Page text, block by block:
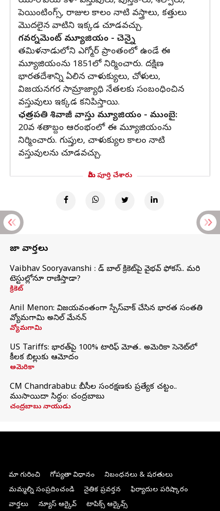
పెయింటింగ్స్, రాజుల కాలం నాటి వస్త్రాలు, కత్తులు
మొదలైన వాటిని ఇక్కడ చూడవచ్చు.
గవర్నమెంట్ మ్యూజియం - చెన్నై
తమిళనాడులోని ఎగ్మోర్ ప్రాంతంలో ఉండే ఈ
మ్యూజియంను 1851లో నిర్మించారు. దక్షిణ
భారతదేశాన్ని ఏలిన చాళుక్యులు, చోళులు,
విజయనగర సామ్రాజ్యాధి నేతలకు సంబంధించిన
వస్తువులు ఇక్కడ కనిపిస్తాయి.
ఛత్రపతి శివాజీ వాస్తు మ్యూజియం - ముంబై:
20వ శతాబ్దం ఆరంభంలో ఈ మ్యూజియంను
నిర్మించారు. గుప్తుల, చాళుక్యుల కాలం నాటి
వస్తువులను చూడవచ్చు.
మీరు పూర్తి చేశారు
తాజా వార్తలు
Vaibhav Sooryavanshi : రెడ్ బాల్ క్రికెట్‌పై వైభవ్ ఫోకస్.. మరి
టెస్టుల్లోనూ రాణిస్తాడా?
క్రికెట్
Anil Menon: విజయవంతంగా స్పేస్‌వాక్‌ చేసిన భారత సంతతి
వ్యోమగామి అనిల్‌ మేనన్
వ్యోమగామి
US Tariffs: భారత్‌పై 100% టారిఫ్‌ మోత.. అమెరికా సెనెట్‌లో
కీలక బిల్లుకు ఆమోదం
అమెరికా
CM Chandrababu: బీసీల సంరక్షణకు ప్రత్యేక చట్టం..
ముసాయిదా సిద్ధం: చంద్రబాబు
చంద్రబాబు నాయుడు
మా గురించి గోప్యతా విధానం
నిబంధనలు & షరతులు
మమ్మల్ని సంప్రదించండి
నైతిక ప్రవర్తన
ఫిర్యాదుల పరిష్కారం
వార్తలు
న్యూస్ ఆర్కైవ్ టాపిక్స్ ఆర్కైవ్స్